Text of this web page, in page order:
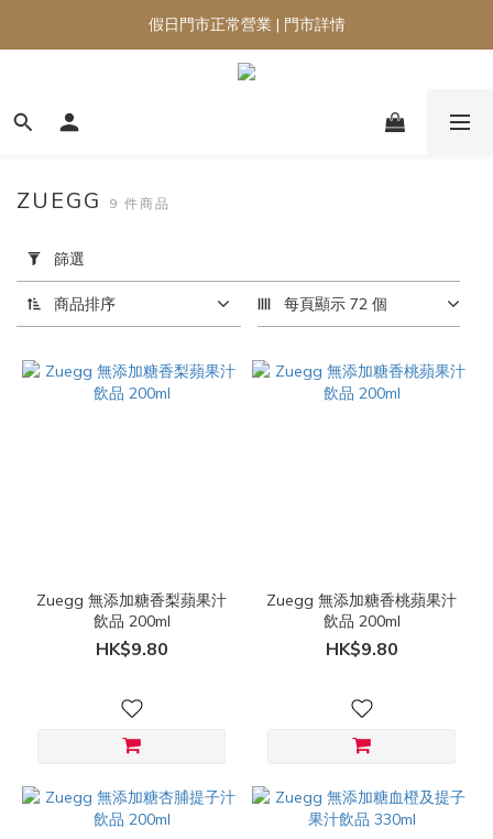
假日門市正常營業 | 門市詳情
用
篩
選
(0/20)
品
ZUEGG 9 件商品
篩選
商品排序 每頁顯示 72 個
Zuegg 無添加糖香梨蘋果汁
飲品 200ml
HK$9.80
Zuegg 無添加糖香桃蘋果汁
飲品 200ml
HK$9.80